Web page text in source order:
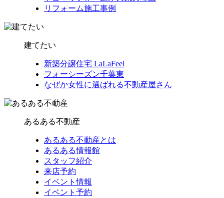
リフォーム施工事例
建てたい
新築分譲住宅 LaLaFeel
フォーシーズン千葉東
なぜか女性に選ばれる不動産屋さん
あるある不動産
あるある不動産とは
あるある情報館
スタッフ紹介
来店予約
イベント情報
イベント予約